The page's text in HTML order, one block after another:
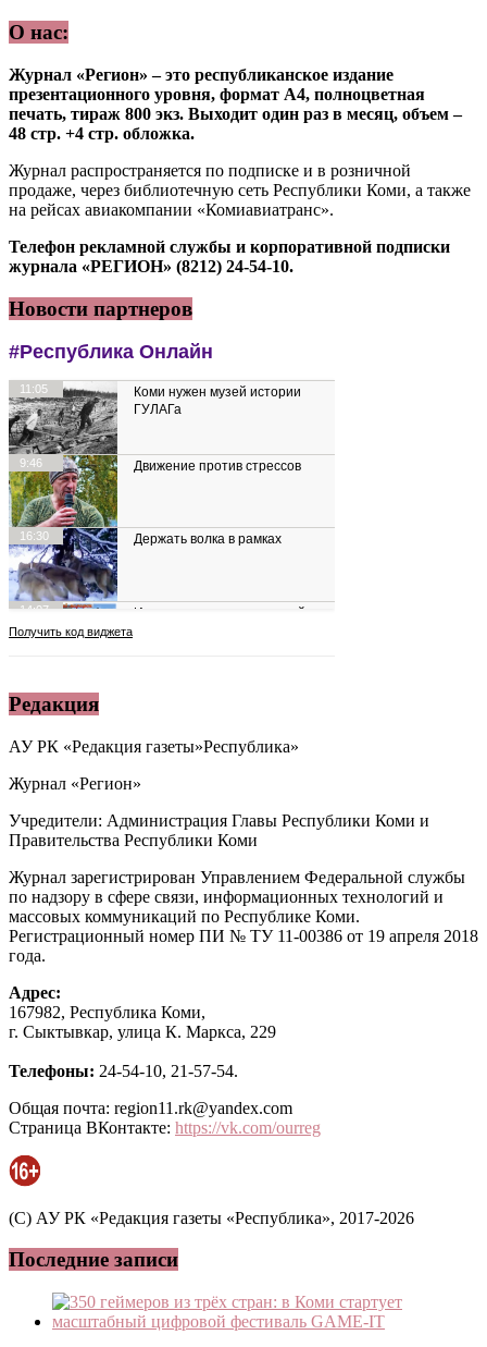
О нас:
Журнал «Регион» – это республиканское издание
презентационного уровня, формат А4, полноцветная
печать, тираж 800 экз. Выходит один раз в месяц, объем –
48 стр. +4 стр. обложка.
Журнал распространяется по подписке и в розничной
продаже, через библиотечную сеть Республики Коми, а также
на рейсах авиакомпании «Комиавиатранс».
Телефон рекламной службы и корпоративной подписки
журнала «РЕГИОН» (8212) 24-54-10.
Новости партнеров
Редакция
АУ РК «Редакция газеты»Республика»
Журнал «Регион»
Учредители: Администрация Главы Республики Коми и
Правительства Республики Коми
Журнал зарегистрирован Управлением Федеральной службы
по надзору в сфере связи, информационных технологий и
массовых коммуникаций по Республике Коми.
Регистрационный номер ПИ № ТУ 11-00386 от 19 апреля 2018
года.
Адрес:
167982, Республика Коми,
г. Сыктывкар, улица К. Маркса, 229
Телефоны: 24-54-10, 21-57-54.
Общая почта: region11.rk@yandex.com
Страница ВКонтакте: https://vk.com/ourreg
(C) АУ РК «Редакция газеты «Республика», 2017-2026
Последние записи